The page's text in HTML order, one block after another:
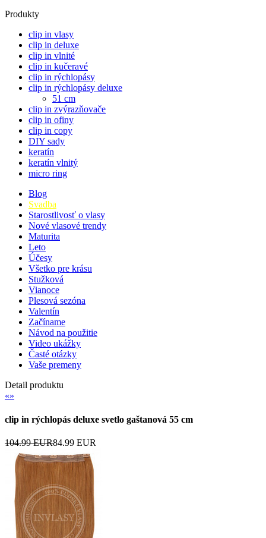
Produkty
clip in vlasy
clip in deluxe
clip in vlnité
clip in kučeravé
clip in rýchlopásy
clip in rýchlopásy deluxe
51 cm
clip in zvýrazňovače
clip in ofiny
clip in copy
DIY sady
keratín
keratín vlnitý
micro ring
Blog
Svadba
Starostlivosť o vlasy
Nové vlasové trendy
Maturita
Leto
Účesy
Všetko pre krásu
Stužková
Vianoce
Plesová sezóna
Valentín
Začíname
Návod na použitie
Video ukážky
Časté otázky
Vaše premeny
Detail produktu
«»
clip in rýchlopás deluxe svetlo gaštanová 55 cm
104.99 EUR84.99 EUR